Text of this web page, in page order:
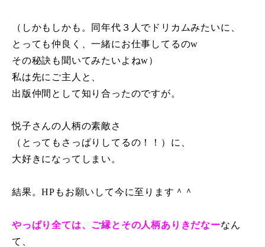
（しかもしかも。同年代３人でドリカムみたいに、
とっても仲良く、一緒にお仕事してるのw
その秘訣も聞いてみたいよねw）
私は先にご主人と、
出版仲間として知り合ったのですが。
悦子さんの人柄の素敵さ
（とってもさっぱりしてるの！！）に、
大好きになってしまい。
結果。HPもお願いして今に至ります＾＾
やっぱり全ては、ご縁とその人柄ありきだなーなん
て、